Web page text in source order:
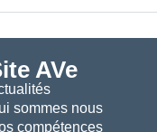
AVe
sommes nous
compétences